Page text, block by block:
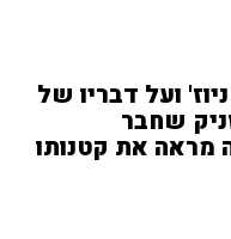
ועל דבריו של
שחבר
מראה את קטנותו